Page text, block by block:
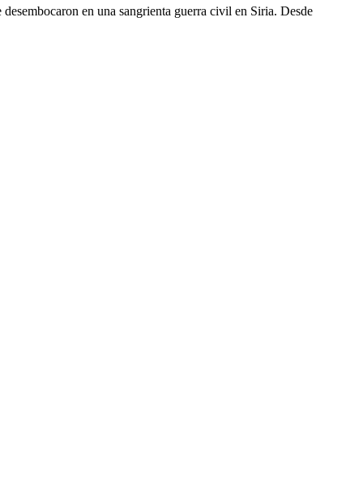
en una sangrienta guerra civil en Siria. Desde